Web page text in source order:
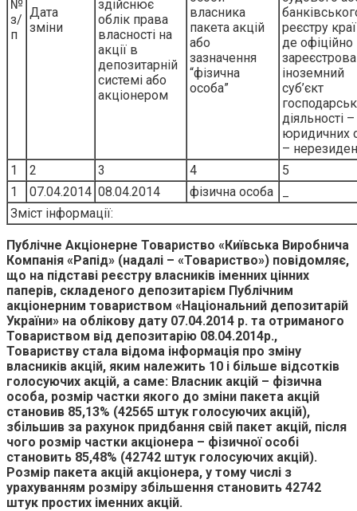
№
з/
п
Дата
зміни
здійснює
облік права
власності на
акції в
депозитарній
системі або
акціонером
власника
пакета акцій
або
зазначення
“фізична
особа”
реєстру
де офіційно
іноземний
суб’єкт
діяльності
юридичних
–
1
2 3 4
5
1
07.04.2014 08.04.2014 фізична особа
Зміст інформації:
Публiчне Акцiонерне Товариство «Київська Виробнича
Компанiя «Рапiд» (надалi – «Товариство») повiдомляє,
що на пiдставi реєстру власникiв iменних цiнних
паперiв, складеного депозитарiєм Публiчним
акцiонерним товариством «Нацiональний депозитарiй
України» на облiкову дату 07.04.2014 р. та отриманого
Товариством вiд депозитарiю 08.04.2014р.,
Товариству стала вiдома iнформацiя про змiну
власникiв акцiй, яким належить 10 i бiльше вiдсоткiв
голосуючих акцiй, а саме: Власник акцій – фізична
особа, розмiр частки якого до змiни пакета акцiй
становив 85,13% (42565 штук голосуючих акцій),
збільшив за рахунок придбання свій пакет акцій, після
чого розмiр частки акцiонера – фiзичної особi
становить 85,48% (42742 штук голосуючих акцій).
Розмiр пакета акцiй акцiонера, у тому числi з
урахуванням розмiру збiльшення становить 42742
штук простих iменних акцiй.